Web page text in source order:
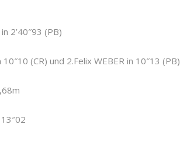
2’40″93 (PB)
(CR) und 2.Felix WEBER in 10″13 (PB)